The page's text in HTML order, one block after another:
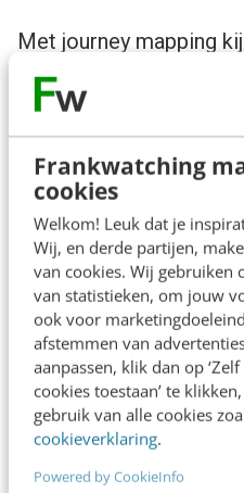
Frankwatching
cookies
Welkom! Leuk dat je
Wij, en derde partijen,
van cookies. Wij gebruiken
van statistieken, om jouw
ook voor
afstemmen van
aanpassen, klik dan op
cookies toestaan’ te
gebruik van alle cookies
cookieverklaring.
Powered by CookieInfo
Met journey mapping
buiten’. Er moet echter
gekeken worden naar
organisatie om de
kunnen waarmaken.
bedrijven hier grote
ze in silo’s
samenwerken, soms
in het slechtste geval
tegenwerken.
De oplossing voor dit
aanpassen van de
belangrijker, de